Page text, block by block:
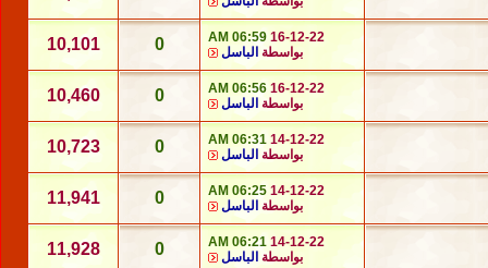
16-12-22
06:59 AM
بواسطة الباسل 0
10,101
16-12-22
06:56 AM
بواسطة الباسل 0
10,460
14-12-22
06:31 AM
بواسطة الباسل 0
10,723
14-12-22
06:25 AM
بواسطة الباسل 0
11,941
14-12-22
06:21 AM
بواسطة الباسل 0
11,928